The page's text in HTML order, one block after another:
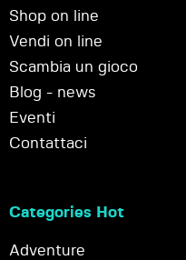
Shop on line
Vendi on line
Scambia un gioco
Blog - news
Eventi
Contattaci
Categories Hot
Adventure